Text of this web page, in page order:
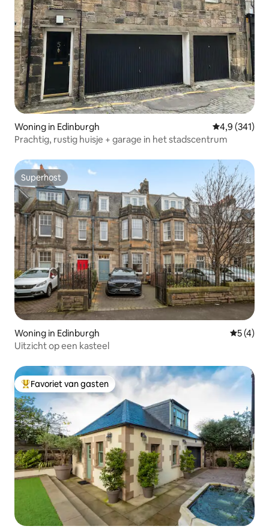
Woning in Edinburgh Gemiddelde
4,9 (341)
Prachtig, rustig huisje + garage in het stadscentrum
Superhost
Superhost
Woning in Edinburgh
5 (4)
Uitzicht op een kasteel
Topfavoriet van gasten
Favoriet van gasten